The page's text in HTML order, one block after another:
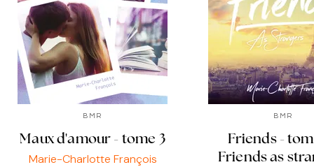
BMR
Maux d'amour - tome 3
Marie-Charlotte François
BMR
Friends -
Friends as